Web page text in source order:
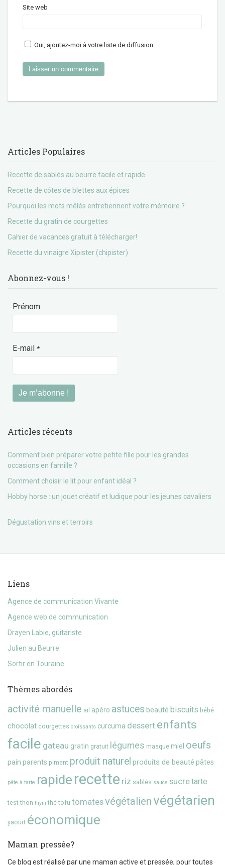
Site web
Oui, ajoutez-moi à votre liste de diffusion.
Articles Populaires
Recette de sablés au beurre facile et rapide
Recette de côtes de blettes aux épices
Pourquoi les mots mêlés entretiennent votre mémoire ?
Recette du gratin de courgettes
Cahier de vacances gratuit à télécharger!
Recette du vinaigre Xipister (chipister)
Abonnez-vous !
Prénom
E-mail *
Articles récents
Comment bien préparer votre petite fille pour les grandes
occasions en famille ?
Comment choisir le lit pour enfant idéal ?
Hobby horse : un jouet créatif et ludique pour les jeunes cavaliers
Dégustation vins et terroirs
Liens
Agence de communication Vivante
Agence web de communication
Drayen Labie, guitariste
Julien au Beurre
Sortir en Touraine
Thèmes abordés
activité manuelle ail apéro astuces beauté biscuits bébé
chocolat courgettes croissants curcuma dessert enfants
facile gateau gratin gratuit légumes masque miel oeufs
pain parents piment produit naturel produits de beauté pâtes
pâte à tarte rapide recette riz sablés sauce sucretarte
test thon thym thé tofu tomatesvégétalienvégétarien
yaourt économique
Maman pressée?
Ce blog est réalisé par une maman active et pressée, pour toutes